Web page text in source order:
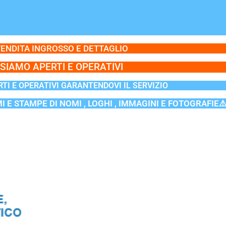
INGROSSO E DETTAGLIO
SIAMO APERTI E OPERATIVI
E OPERATIVI GARANTENDOVI IL SERVIZIO
E STAMPE DI NOMI , LOGHI , IMMAGINI E